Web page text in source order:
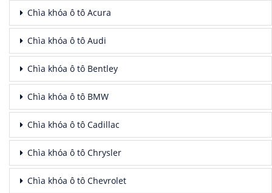
Chìa khóa ô tô Acura
Chìa khóa ô tô Audi
Chìa khóa ô tô Bentley
Chìa khóa ô tô BMW
Chìa khóa ô tô Cadillac
Chìa khóa ô tô Chrysler
Chìa khóa ô tô Chevrolet